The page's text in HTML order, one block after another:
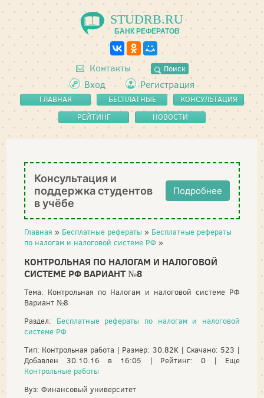
STUDRB.RU
БАНК РЕФЕРАТОВ
Контакты Поиск
Вход Регистрация
ГЛАВНАЯ
БЕСПЛАТНЫЕ
РЕФЕРАТЫ
КОНСУЛЬТАЦИЯ
РЕЙТИНГ
НОВОСТИ
Консультация и
поддержка студентов
в учёбе
Подробнее
Главная » Бесплатные рефераты » Бесплатные рефераты
по налогам и налоговой системе РФ »
КОНТРОЛЬНАЯ ПО НАЛОГАМ И НАЛОГОВОЙ
СИСТЕМЕ РФ ВАРИАНТ №8
Тема: Контрольная по Налогам и налоговой системе РФ
Вариант №8
Раздел: Бесплатные рефераты по налогам и налоговой
системе РФ
Тип: Контрольная работа | Размер: 30.82K | Скачано: 523 |
Добавлен 30.10.16 в 16:05 | Рейтинг: 0 | Еще
Контрольные работы
Вуз: Финансовый университет